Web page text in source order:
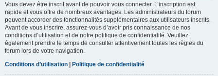
Vous devez être inscrit avant de pouvoir vous connecter. L’inscription est
rapide et vous offre de nombreux avantages. Les administrateurs du forum
peuvent accorder des fonctionnalités supplémentaires aux utilisateurs inscrits.
Avant de vous inscrire, assurez-vous d’avoir pris connaissance de nos
conditions d’utilisation et de notre politique de confidentialité. Veuillez
également prendre le temps de consulter attentivement toutes les règles du
forum lors de votre navigation.
Conditions d’utilisation | Politique de confidentialité